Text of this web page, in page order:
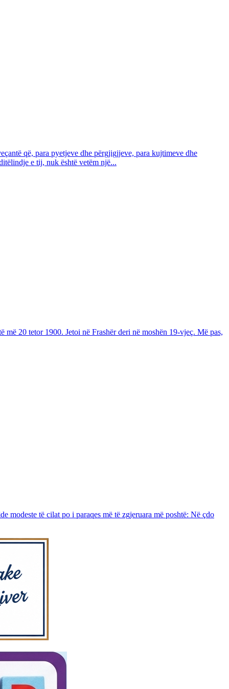
që, para pyetjeve dhe përgjigjjeve, para kujtimeve dhe
e tij, nuk është vetëm një...
20 tetor 1900. Jetoi në Frashër deri në moshën 19-vjeç. Më pas,
modeste të cilat po i paraqes më të zgjeruara më poshtë: Në çdo